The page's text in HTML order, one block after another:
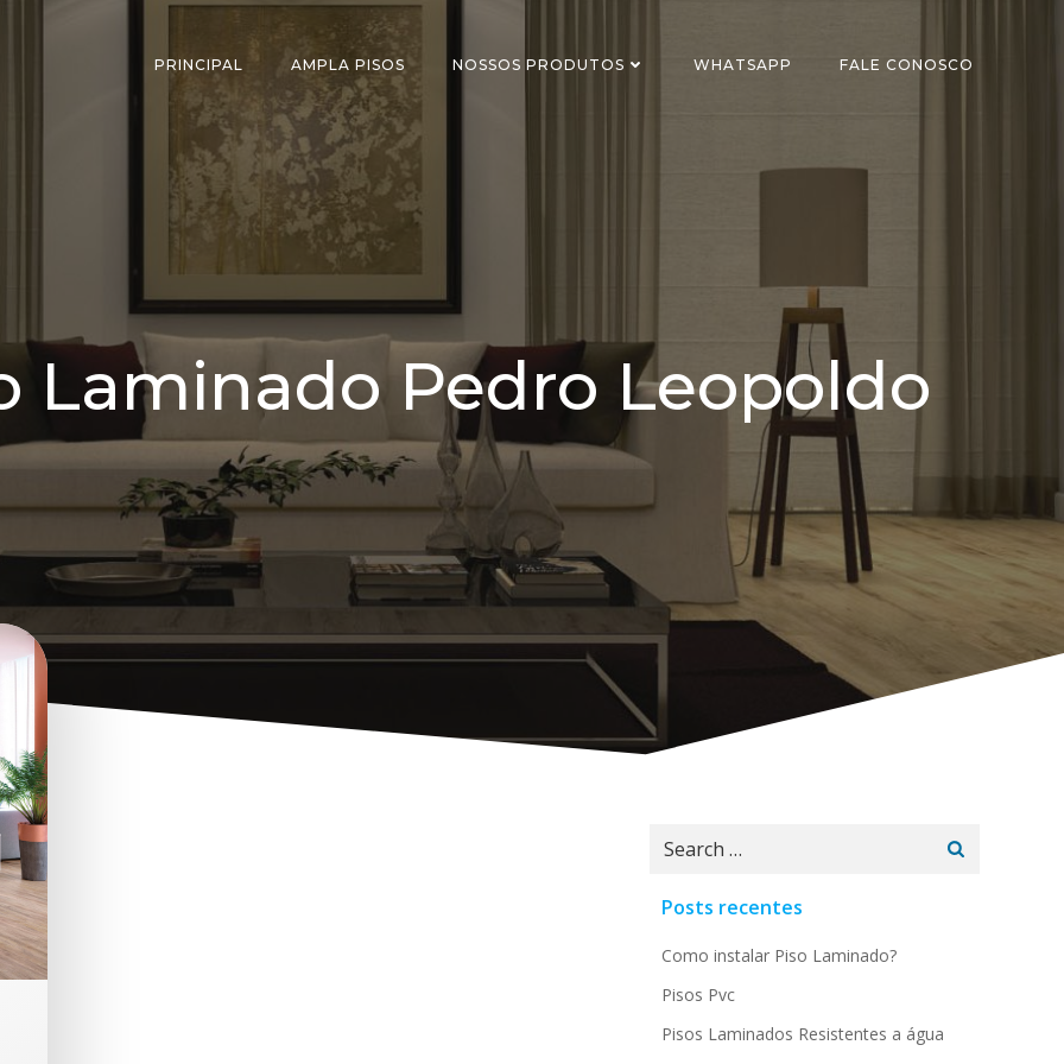
PRINCIPAL AMPLA PISOS NOSSOS PRODUTOS WHATSAPP FALE CONOSCO
Laminado Pedro Leopoldo
Search
Posts recentes
Como instalar Piso Laminado?
Pisos Pvc
Pisos Laminados Resistentes a água